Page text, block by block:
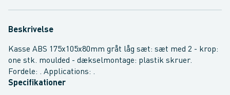
Beskrivelse
Kasse ABS 175x105x80mm gråt låg sæt: sæt med 2 - krop:
one stk. moulded - dækselmontage: plastik skruer.
Fordele: . Applications: .
Specifikationer